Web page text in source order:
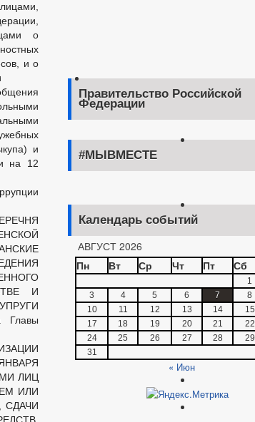
о
и о
и
на 12
И
Главы
ЛИЦ
ИЛИ
СДАЧИ
Правительство Российской
Федерации
#МЫВМЕСТЕ
Календарь событий
АВГУСТ 2026
Пн
Вт Ср Чт Пт Сб
1
3
4 5 6 7 8
10
11 12 13 14 15
17
18 19 20 21 22
24
25 26 27 28 29
31
« Июн